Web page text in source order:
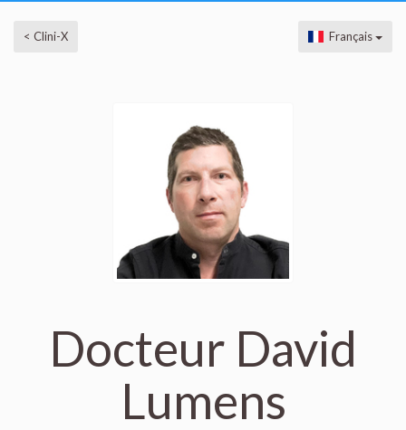
< Clini-X Français
Docteur David
Lumens